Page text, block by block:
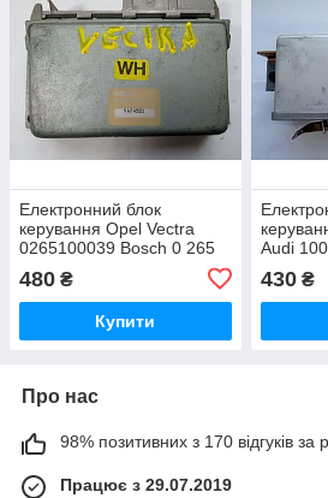
Електронний блок
керування Opel Vectra
0265100039 Bosch 0 265
480 ₴
Купити
Audi
100
430₴
Про нас
98% позитивних з 170 відгуків за
Працює з 29.07.2019